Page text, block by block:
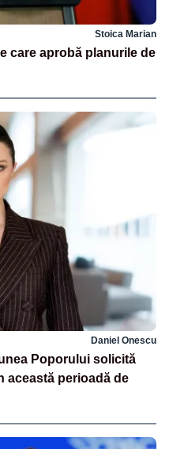
Stoica Marian
care aprobă planurile de
Daniel Onescu
Poporului solicită
această perioadă de